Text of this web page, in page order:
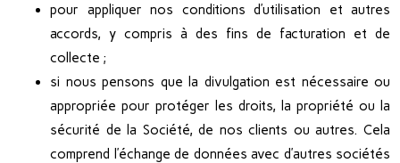
pour appliquer nos conditions d’utilisation et autres
accords, y compris à des fins de facturation et de
collecte ;
si nous pensons que la divulgation est nécessaire ou
appropriée pour protéger les droits, la propriété ou la
sécurité de la Société, de nos clients ou autres. Cela
comprend l’échange de données avec d’autres sociétés